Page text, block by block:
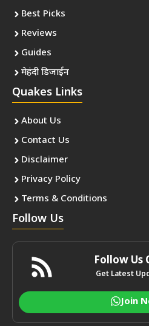
Best Picks
Reviews
Guides
मेहंदी डिजाईन
Quakes Links
About Us
Contact Us
Disclaimer
Privacy Policy
Terms & Conditions
Follow Us
Follow Us
Get Latest
Join